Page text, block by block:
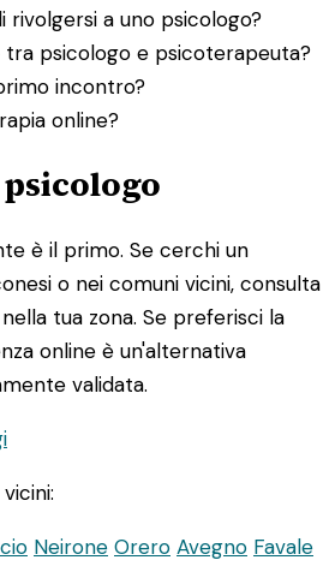
rivolgersi a uno psicologo?
tra psicologo e psicoterapeuta?
incontro?
online?
è il primo. Se cerchi un
o nei comuni vicini, consulta
tua zona. Se preferisci la
online è un'alternativa
validata.
Neirone Orero Avegno Favale